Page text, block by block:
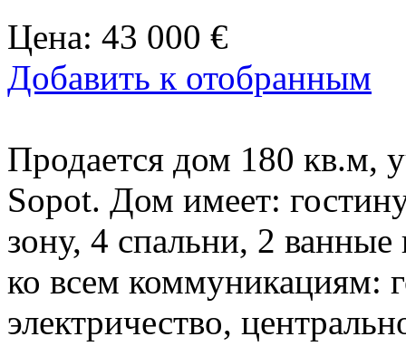
Цена: 43 000 €
Добавить к отобранным
Продается дом 180 кв.м,
Sopot. Дом имеет:
зону, 4 спальни, 2
ко всем коммуникациям:
электричество,